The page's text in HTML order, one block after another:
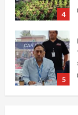
4
5